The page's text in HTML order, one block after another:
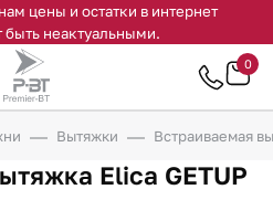
цены и остатки в интернет
быть неактуальными.
0
Вытяжки Встраиваемая
Elica GETUP